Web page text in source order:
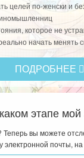
целей по-женски и
которое не
начать менять
ПОДРОБНЕЕ
этапе мой
вы можете
электронной почты,